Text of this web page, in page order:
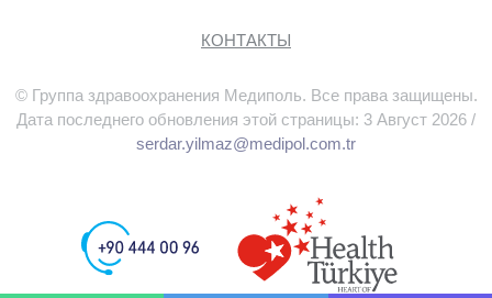
КОНТАКТЫ
© Группа здравоохранения Медиполь. Все права защищены.
Дата последнего обновления этой страницы: 3 Август 2026 /
serdar.yilmaz@medipol.com.tr